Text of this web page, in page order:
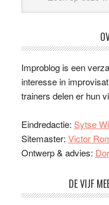
Improblog is een
interesse in
trainers delen er hun
Eindredactie: Sytse
Sitemaster: Victor
Ontwerp & advies:
DE VIJF